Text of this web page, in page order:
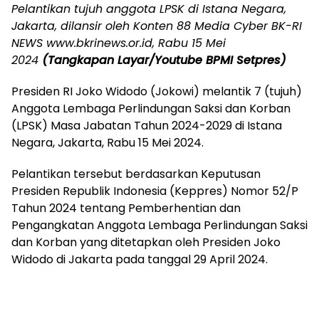
Pelantikan tujuh anggota LPSK di Istana Negara,
Jakarta, dilansir oleh Konten 88 Media Cyber BK-RI
NEWS www.bkrinews.or.id, Rabu 15 Mei
2024 (Tangkapan Layar/Youtube BPMI Setpres)
Presiden RI Joko Widodo (Jokowi) melantik 7 (tujuh)
Anggota Lembaga Perlindungan Saksi dan Korban
(LPSK) Masa Jabatan Tahun 2024-2029 di Istana
Negara, Jakarta, Rabu 15 Mei 2024.
Pelantikan tersebut berdasarkan Keputusan
Presiden Republik Indonesia (Keppres) Nomor 52/P
Tahun 2024 tentang Pemberhentian dan
Pengangkatan Anggota Lembaga Perlindungan Saksi
dan Korban yang ditetapkan oleh Presiden Joko
Widodo di Jakarta pada tanggal 29 April 2024.